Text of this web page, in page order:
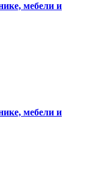
мебели и
мебели и